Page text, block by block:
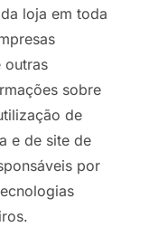
loja em toda
outras
sobre
de
e de site de
por